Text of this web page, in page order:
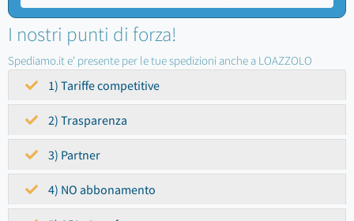
I nostri punti di forza!
Spediamo.it e' presente per le tue spedizioni anche a LOAZZOLO
1) Tariffe competitive
2) Trasparenza
3) Partner
4) NO abbonamento